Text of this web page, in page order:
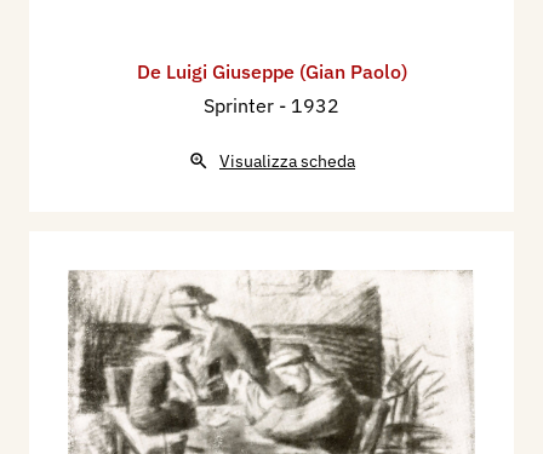
De Luigi Giuseppe (Gian Paolo)
Sprinter - 1932
Visualizza scheda